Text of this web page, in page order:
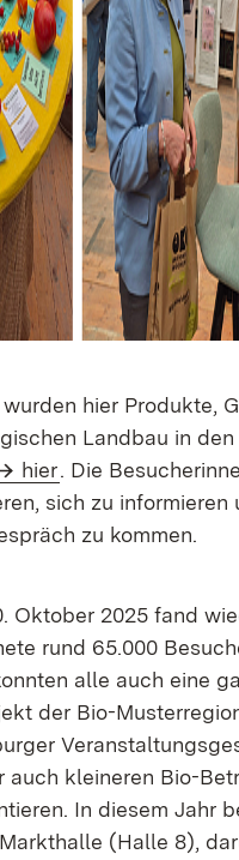
hier Produkte,
Landbau in
hier. Die
sich zu
zu kommen.
Oktober 2025 fand
rund 65.000
alle auch eine
der Bio-
auch kleineren Bio-
In diesem Jahr
(Halle 8),